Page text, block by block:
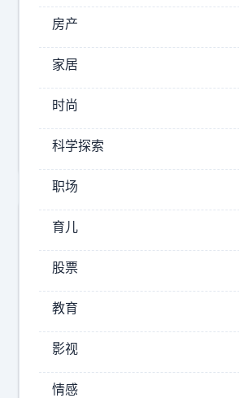
丹
笑
娱
房产
家居
时尚
科学探索
职场
育儿
股票
教育
影视
情感